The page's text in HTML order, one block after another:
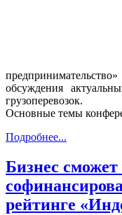
обсуждения
грузоперевозок.
Основные темы
Подробнее...
Бизнес
рейтинге